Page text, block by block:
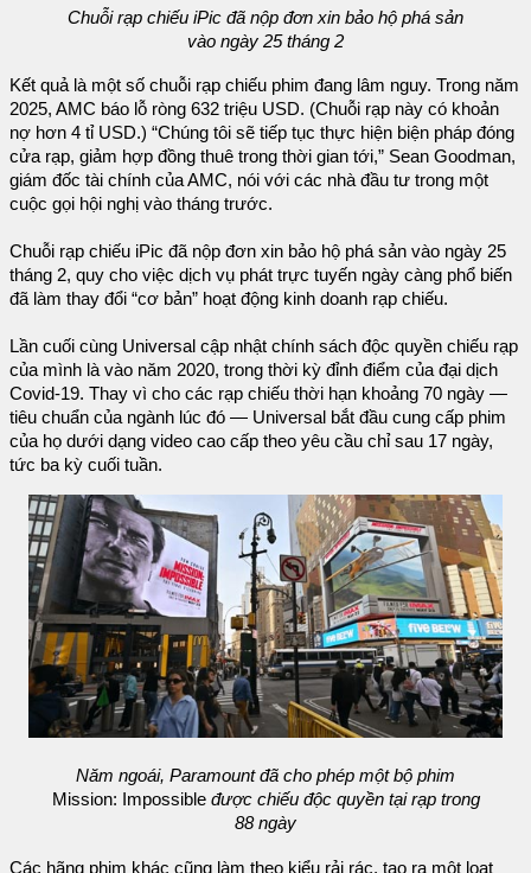
Chuỗi rạp chiếu iPic đã nộp đơn xin bảo hộ phá sản
vào ngày 25 tháng 2
Kết quả là một số chuỗi rạp chiếu phim đang lâm nguy. Trong năm
2025, AMC báo lỗ ròng 632 triệu USD. (Chuỗi rạp này có khoản
nợ hơn 4 tỉ USD.) “Chúng tôi sẽ tiếp tục thực hiện biện pháp đóng
cửa rạp, giảm hợp đồng thuê trong thời gian tới,” Sean Goodman,
giám đốc tài chính của AMC, nói với các nhà đầu tư trong một
cuộc gọi hội nghị vào tháng trước.
Chuỗi rạp chiếu iPic đã nộp đơn xin bảo hộ phá sản vào ngày 25
tháng 2, quy cho việc dịch vụ phát trực tuyến ngày càng phổ biến
đã làm thay đổi “cơ bản” hoạt động kinh doanh rạp chiếu.
Lần cuối cùng Universal cập nhật chính sách độc quyền chiếu rạp
của mình là vào năm 2020, trong thời kỳ đỉnh điểm của đại dịch
Covid-19. Thay vì cho các rạp chiếu thời hạn khoảng 70 ngày —
tiêu chuẩn của ngành lúc đó — Universal bắt đầu cung cấp phim
của họ dưới dạng video cao cấp theo yêu cầu chỉ sau 17 ngày,
tức ba kỳ cuối tuần.
Năm ngoái, Paramount đã cho phép một bộ phim
Mission: Impossibleđược chiếu độc quyền tại rạp trong
88 ngày
Các hãng phim khác cũng làm theo kiểu rải rác, tạo ra một loạt